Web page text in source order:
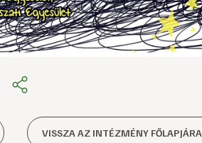
VISSZA AZ INTÉZMÉNY FŐLAPJÁRA